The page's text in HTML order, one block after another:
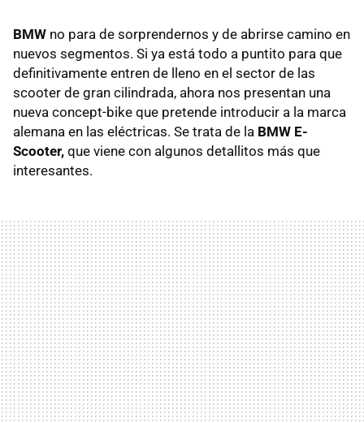
BMW no para de sorprendernos y de abrirse camino en
nuevos segmentos. Si ya está todo a puntito para que
definitivamente entren de lleno en el sector de las
scooter de gran cilindrada, ahora nos presentan una
nueva concept-bike que pretende introducir a la marca
alemana en las eléctricas. Se trata de la BMW E-
Scooter, que viene con algunos detallitos más que
interesantes.